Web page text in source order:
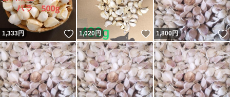
1,333円 いいね！
1,020円 いいね！
1,800円